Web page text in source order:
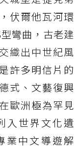
伏爾他瓦河環
彎曲， 古老建
織出中世紀風
許多明信片的
式、文藝復興
歐洲極為罕見
入世界文化遺
業中文導遊解